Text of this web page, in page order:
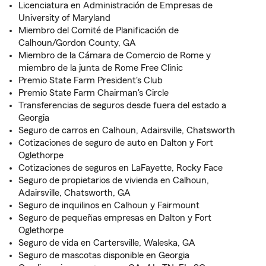
Licenciatura en Administración de Empresas de
University of Maryland
Miembro del Comité de Planificación de
Calhoun/Gordon County, GA
Miembro de la Cámara de Comercio de Rome y
miembro de la junta de Rome Free Clinic
Premio State Farm President's Club
Premio State Farm Chairman's Circle
Transferencias de seguros desde fuera del estado a
Georgia
Seguro de carros en Calhoun, Adairsville, Chatsworth
Cotizaciones de seguro de auto en Dalton y Fort
Oglethorpe
Cotizaciones de seguros en LaFayette, Rocky Face
Seguro de propietarios de vivienda en Calhoun,
Adairsville, Chatsworth, GA
Seguro de inquilinos en Calhoun y Fairmount
Seguro de pequeñas empresas en Dalton y Fort
Oglethorpe
Seguro de vida en Cartersville, Waleska, GA
Seguro de mascotas disponible en Georgia